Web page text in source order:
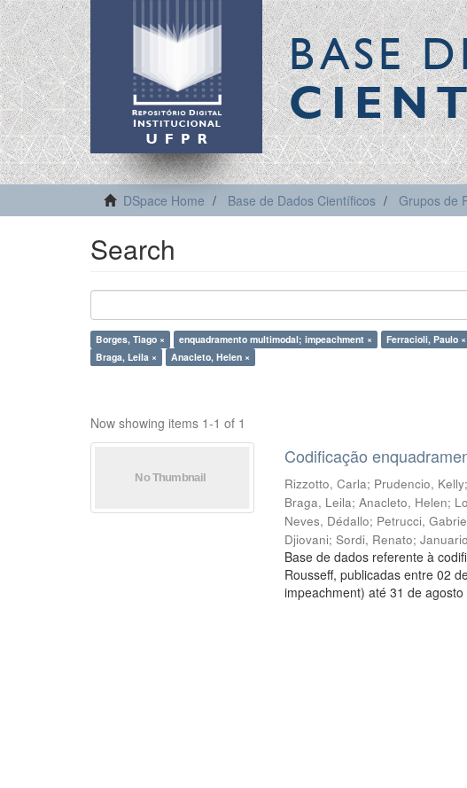
BASE
DSpace Home Base de Dados Científicos Grupos de
Search
Borges, Tiago × enquadramento multimodal; impeachment × Ferracioli, Paulo ×
Braga, Leila ×
Anacleto, Helen ×
Now showing items 1-1 of 1
Codificação
Rizzotto, Carla; Prudencio, Kelly
Braga, Leila;Anacleto, Helen;
Neves, Dédallo; Petrucci,
Djiovani;Sordi, Renato;
Base de dados referente à
Rousseff, publicadas entre 02
impeachment) até 31 de